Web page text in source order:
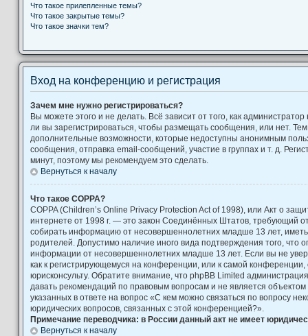
Что такое прилепленные темы?
Что такое закрытые темы?
Что такое значки тем?
Вход на конференцию и регистрация
Зачем мне нужно регистрироваться?
Вы можете этого и не делать. Всё зависит от того, как
ли вы зарегистрироваться, чтобы размещать сообщения, или нет.
дополнительные возможности, которые недоступны анонимным
сообщения, отправка email-сообщений, участие в группах и т. д.
минут, поэтому мы рекомендуем это сделать.
Вернуться к началу
Что такое COPPA?
COPPA (Children’s Online Privacy Protection Act of 1998), или Акт о
интернете от 1998 г. — это закон Соединённых Штатов, требующий
собирать информацию от несовершеннолетних младше 13 лет, иметь
родителей. Допустимо наличие иного вида подтверждения того, что
информации от несовершеннолетних младше 13 лет. Если вы не
как к регистрирующемуся на конференции, или к самой
юрисконсульту. Обратите внимание, что phpBB Limited
давать рекомендаций по правовым вопросам и не является
указанных в ответе на вопрос «С кем можно связаться по вопросу
юридических вопросов, связанных с этой конференцией?».
Примечание переводчика: в России данный акт не имеет
Вернуться к началу